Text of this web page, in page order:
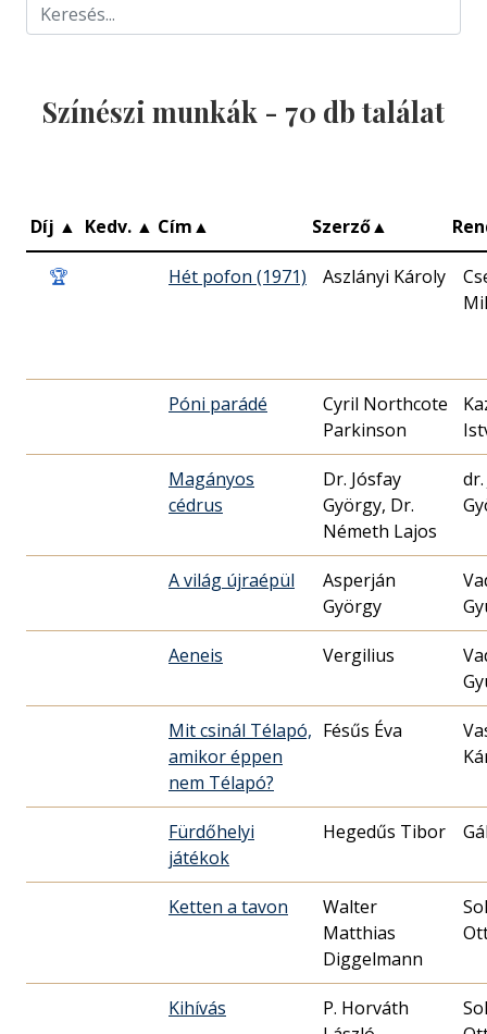
Színészi munkák - 70 db találat
Díj ▲ Kedv. ▲ Cím▲ Szerző▲
🏆 Hét pofon (1971) Aszlányi Károly
Póni parádé
Cyril Northcote
Parkinson
Magányos
cédrus
Dr. Jósfay
György, Dr.
Németh Lajos
A világ újraépül
Asperján
György
Aeneis Vergilius
Mit csinál Télapó,
amikor éppen
nem Télapó?
Fésűs Éva
Fürdőhelyi
játékok
Hegedűs Tibor
Ketten a tavon
Walter
Matthias
Diggelmann
Kihívás
P. Horváth